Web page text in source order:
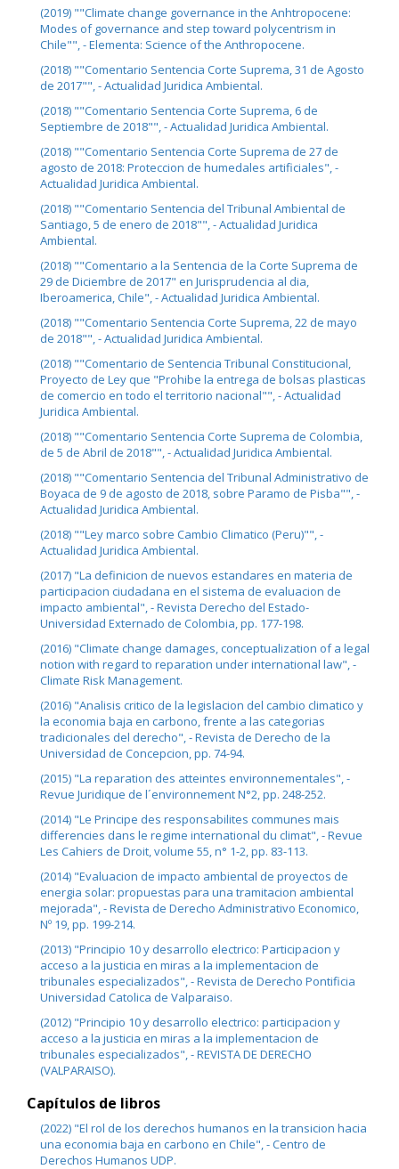
(2019) ""Climate change governance in the Anhtropocene:
Modes of governance and step toward polycentrism in
Chile"", - Elementa: Science of the Anthropocene.
(2018) ""Comentario Sentencia Corte Suprema, 31 de Agosto
de 2017"", - Actualidad Juridica Ambiental.
(2018) ""Comentario Sentencia Corte Suprema, 6 de
Septiembre de 2018"", - Actualidad Juridica Ambiental.
(2018) ""Comentario Sentencia Corte Suprema de 27 de
agosto de 2018: Proteccion de humedales artificiales", -
Actualidad Juridica Ambiental.
(2018) ""Comentario Sentencia del Tribunal Ambiental de
Santiago, 5 de enero de 2018"", - Actualidad Juridica
Ambiental.
(2018) ""Comentario a la Sentencia de la Corte Suprema de
29 de Diciembre de 2017" en Jurisprudencia al dia,
Iberoamerica, Chile", - Actualidad Juridica Ambiental.
(2018) ""Comentario Sentencia Corte Suprema, 22 de mayo
de 2018"", - Actualidad Juridica Ambiental.
(2018) ""Comentario de Sentencia Tribunal Constitucional,
Proyecto de Ley que "Prohibe la entrega de bolsas plasticas
de comercio en todo el territorio nacional"", - Actualidad
Juridica Ambiental.
(2018) ""Comentario Sentencia Corte Suprema de Colombia,
de 5 de Abril de 2018"", - Actualidad Juridica Ambiental.
(2018) ""Comentario Sentencia del Tribunal Administrativo de
Boyaca de 9 de agosto de 2018, sobre Paramo de Pisba"", -
Actualidad Juridica Ambiental.
(2018) ""Ley marco sobre Cambio Climatico (Peru)"", -
Actualidad Juridica Ambiental.
(2017) "La definicion de nuevos estandares en materia de
participacion ciudadana en el sistema de evaluacion de
impacto ambiental", - Revista Derecho del Estado-
Universidad Externado de Colombia, pp. 177-198.
(2016) "Climate change damages, conceptualization of a legal
notion with regard to reparation under international law", -
Climate Risk Management.
(2016) "Analisis critico de la legislacion del cambio climatico y
la economia baja en carbono, frente a las categorias
tradicionales del derecho", - Revista de Derecho de la
Universidad de Concepcion, pp. 74-94.
(2015) "La reparation des atteintes environnementales", -
Revue Juridique de l´environnement N°2, pp. 248-252.
(2014) "Le Principe des responsabilites communes mais
differencies dans le regime international du climat", - Revue
Les Cahiers de Droit, volume 55, n° 1-2, pp. 83-113.
(2014) "Evaluacion de impacto ambiental de proyectos de
energia solar: propuestas para una tramitacion ambiental
mejorada", - Revista de Derecho Administrativo Economico,
Nº 19, pp. 199-214.
(2013) "Principio 10 y desarrollo electrico: Participacion y
acceso a la justicia en miras a la implementacion de
tribunales especializados", - Revista de Derecho Pontificia
Universidad Catolica de Valparaiso.
(2012) "Principio 10 y desarrollo electrico: participacion y
acceso a la justicia en miras a la implementacion de
tribunales especializados", - REVISTA DE DERECHO
(VALPARAISO).
Capítulos de libros
(2022) "El rol de los derechos humanos en la transicion hacia
una economia baja en carbono en Chile", - Centro de
Derechos Humanos UDP.